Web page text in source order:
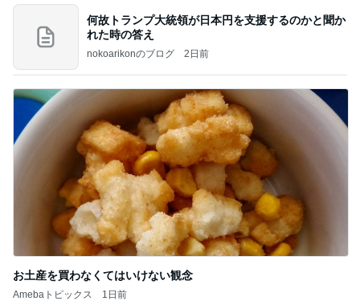
何故トランプ大統領が日本円を支援するのかと聞か
れた時の答え
nokoarikonのブログ 2日前
お土産を買わなくてはいけない観念
Amebaトピックス 1日前